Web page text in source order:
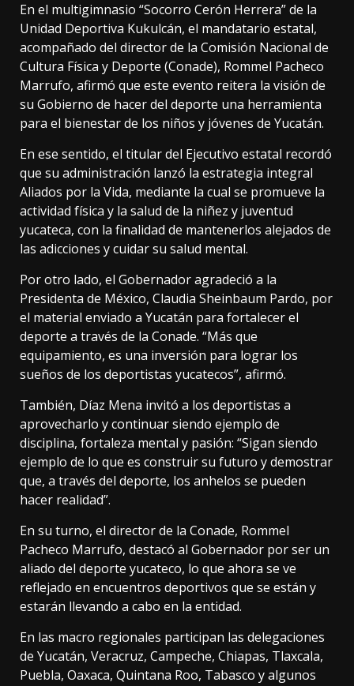
En el multigimnasio “Socorro Cerón Herrera” de la
Unidad Deportiva Kukulcán, el mandatario estatal,
acompañado del director de la Comisión Nacional de
Cultura Física y Deporte (Conade), Rommel Pacheco
Marrufo, afirmó que este evento reitera la visión de
su Gobierno de hacer del deporte una herramienta
para el bienestar de los niños y jóvenes de Yucatán.
En ese sentido, el titular del Ejecutivo estatal recordó
que su administración lanzó la estrategia integral
Aliados por la Vida, mediante la cual se promueve la
actividad física y la salud de la niñez y juventud
yucateca, con la finalidad de mantenerlos alejados de
las adicciones y cuidar su salud mental.
Por otro lado, el Gobernador agradeció a la
Presidenta de México, Claudia Sheinbaum Pardo, por
el material enviado a Yucatán para fortalecer el
deporte a través de la Conade. “Más que
equipamiento, es una inversión para lograr los
sueños de los deportistas yucatecos”, afirmó.
También, Díaz Mena invitó a los deportistas a
aprovecharlo y continuar siendo ejemplo de
disciplina, fortaleza mental y pasión: “Sigan siendo
ejemplo de lo que es construir su futuro y demostrar
que, a través del deporte, los anhelos se pueden
hacer realidad”.
En su turno, el director de la Conade, Rommel
Pacheco Marrufo, destacó al Gobernador por ser un
aliado del deporte yucateco, lo que ahora se ve
reflejado en encuentros deportivos que se están y
estarán llevando a cabo en la entidad.
En las macro regionales participan las delegaciones
de Yucatán, Veracruz, Campeche, Chiapas, Tlaxcala,
Puebla, Oaxaca, Quintana Roo, Tabasco y algunos